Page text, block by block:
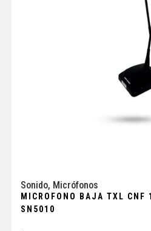
Sonido, Micrófonos
MICROFONO BAJA TXL CNF
SN5010